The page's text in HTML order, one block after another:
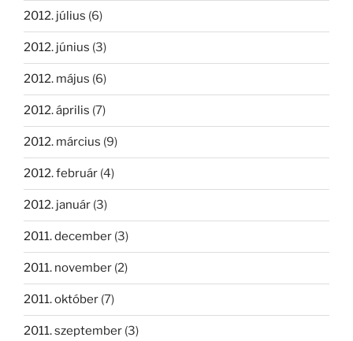
2012. július (6)
2012. június (3)
2012. május (6)
2012. április (7)
2012. március (9)
2012. február (4)
2012. január (3)
2011. december (3)
2011. november (2)
2011. október (7)
2011. szeptember (3)